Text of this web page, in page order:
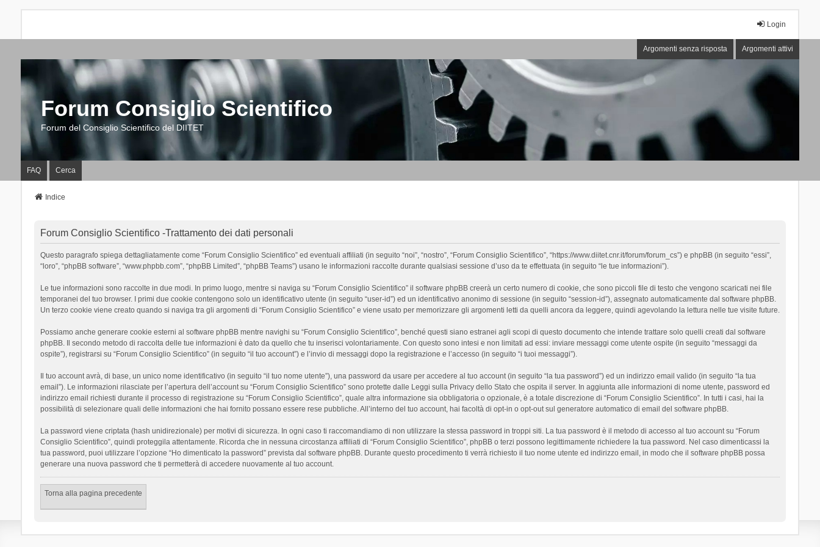
Login
Argomenti senza risposta Argomenti attivi
Forum Consiglio Scientifico
Forum del Consiglio Scientifico del DIITET
FAQ Cerca
Indice
Forum Consiglio Scientifico -Trattamento dei dati personali
Questo paragrafo spiega dettagliatamente come “Forum Consiglio Scientifico” ed eventuali affiliati (in seguito “noi”, “nostro”, “Forum Consiglio Scientifico”, “https://www.diitet.cnr.it/forum/forum_cs”) e phpBB (in seguito “essi”,
“loro”, “phpBB software”, “www.phpbb.com”, “phpBB Limited”, “phpBB Teams”) usano le informazioni raccolte durante qualsiasi sessione d’uso da te effettuata (in seguito “le tue informazioni”).
Le tue informazioni sono raccolte in due modi. In primo luogo, mentre si naviga su “Forum Consiglio Scientifico” il software phpBB creerà un certo numero di cookie, che sono piccoli file di testo che vengono scaricati nei file
temporanei del tuo browser. I primi due cookie contengono solo un identificativo utente (in seguito “user-id”) ed un identificativo anonimo di sessione (in seguito “session-id”), assegnato automaticamente dal software phpBB.
Un terzo cookie viene creato quando si naviga tra gli argomenti di “Forum Consiglio Scientifico” e viene usato per memorizzare gli argomenti letti da quelli ancora da leggere, quindi agevolando la lettura nelle tue visite future.
Possiamo anche generare cookie esterni al software phpBB mentre navighi su “Forum Consiglio Scientifico”, benché questi siano estranei agli scopi di questo documento che intende trattare solo quelli creati dal software
phpBB. Il secondo metodo di raccolta delle tue informazioni è dato da quello che tu inserisci volontariamente. Con questo sono intesi e non limitati ad essi: inviare messaggi come utente ospite (in seguito “messaggi da
ospite”), registrarsi su “Forum Consiglio Scientifico” (in seguito “il tuo account”) e l’invio di messaggi dopo la registrazione e l’accesso (in seguito “i tuoi messaggi”).
Il tuo account avrà, di base, un unico nome identificativo (in seguito “il tuo nome utente”), una password da usare per accedere al tuo account (in seguito “la tua password”) ed un indirizzo email valido (in seguito “la tua
email”). Le informazioni rilasciate per l’apertura dell’account su “Forum Consiglio Scientifico” sono protette dalle Leggi sulla Privacy dello Stato che ospita il server. In aggiunta alle informazioni di nome utente, password ed
indirizzo email richiesti durante il processo di registrazione su “Forum Consiglio Scientifico”, quale altra informazione sia obbligatoria o opzionale, è a totale discrezione di “Forum Consiglio Scientifico”. In tutti i casi, hai la
possibilità di selezionare quali delle informazioni che hai fornito possano essere rese pubbliche. All’interno del tuo account, hai facoltà di opt-in o opt-out sul generatore automatico di email del software phpBB.
La password viene criptata (hash unidirezionale) per motivi di sicurezza. In ogni caso ti raccomandiamo di non utilizzare la stessa password in troppi siti. La tua password è il metodo di accesso al tuo account su “Forum
Consiglio Scientifico”, quindi proteggila attentamente. Ricorda che in nessuna circostanza affiliati di “Forum Consiglio Scientifico”, phpBB o terzi possono legittimamente richiedere la tua password. Nel caso dimenticassi la
tua password, puoi utilizzare l’opzione “Ho dimenticato la password” prevista dal software phpBB. Durante questo procedimento ti verrà richiesto il tuo nome utente ed indirizzo email, in modo che il software phpBB possa
generare una nuova password che ti permetterà di accedere nuovamente al tuo account.
Torna alla pagina precedente